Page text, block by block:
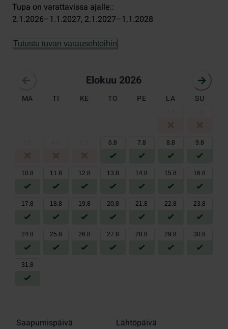
Tupa on varattavissa ajalle::
2.1.2026–1.1.2027, 2.1.2027–1.1.2028
Tutustu tuvan varausehtoihin
elokuu 2026 Elokuu 2026
MA TI KE TO PE LA SU
6.8 7.8 8.8 9.8
10.8 11.8 12.8 13.8 14.8 15.8 16.8
17.8 18.8 19.8 20.8 21.8 22.8 23.8
24.8 25.8 26.8 27.8 28.8 29.8 30.8
31.8
Saapumispäivä Lähtöpäivä